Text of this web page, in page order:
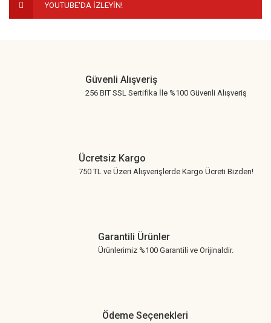
YOUTUBE'DA İZLEYİN!
Güvenli Alışveriş
256 BIT SSL Sertifika İle %100 Güvenli Alışveriş
Ücretsiz Kargo
750 TL ve Üzeri Alışverişlerde Kargo Ücreti Bizden!
Garantili Ürünler
Ürünlerimiz %100 Garantili ve Orijinaldir.
Ödeme Seçenekleri